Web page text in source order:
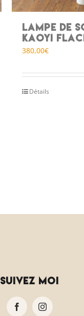
Lampe de
kaoyi
380,00€
Détails
suivez moi